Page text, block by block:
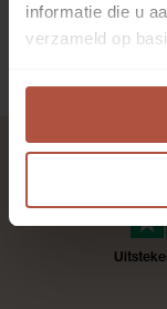
informatie die u
verzameld op